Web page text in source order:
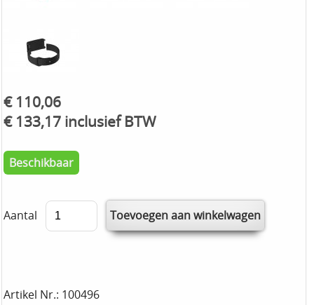
€ 110,06
€ 133,17 inclusief BTW
Beschikbaar
Aantal
Artikel Nr.: 100496